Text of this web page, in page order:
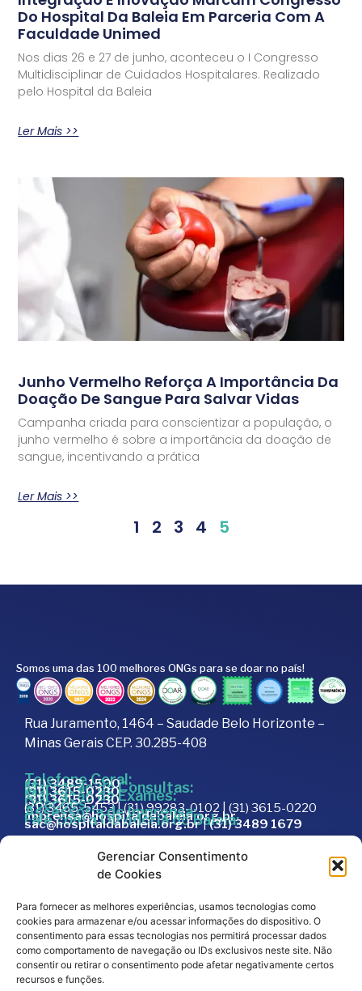
Gerenciar Consentimento
de Cookies
Para fornecer as melhores experiências, usamos tecnologias como
cookies para armazenar e/ou acessar informações do dispositivo. O
consentimento para essas tecnologias nos permitirá processar dados
como comportamento de navegação ou IDs exclusivos neste site. Não
consentir ou retirar o consentimento pode afetar negativamente certos
recursos e funções.
Do Hospital Da Baleia Em Parceria Com A
Faculdade Unimed
Nos dias 26 e 27 de junho, aconteceu o I Congresso
Multidisciplinar de Cuidados Hospitalares. Realizado
pelo Hospital da Baleia
Ler Mais >>
Junho Vermelho Reforça A Importância Da
Doação De Sangue Para Salvar Vidas
Campanha criada para conscientizar a população, o
junho vermelho é sobre a importância da doação de
sangue, incentivando a prática
Ler Mais >>
1 2 3 4 5
Somos uma das 100 melhores ONGs para se doar no país!
Rua Juramento, 1464 – Saudade Belo Horizonte –
Minas Gerais CEP. 30.285-408
Telefone Geral:
(31) 3489-1500
Marcação de Consultas:
(31) 3615-0230
Marcação de Exames:
(31) 3615-0230
Doações:
(31) 3465-5453 | (31) 99283-0102 | (31) 3615-0220
Assessoria de Imprensa:
imprensa@hospitaldabaleia.org.br
Fale com a Ouvidoria do Baleia:
sac@hospitaldabaleia.org.br|(31) 3489 1679
Trabalhe Conosco
Editais
Política de Privacidade
Código de Integridade